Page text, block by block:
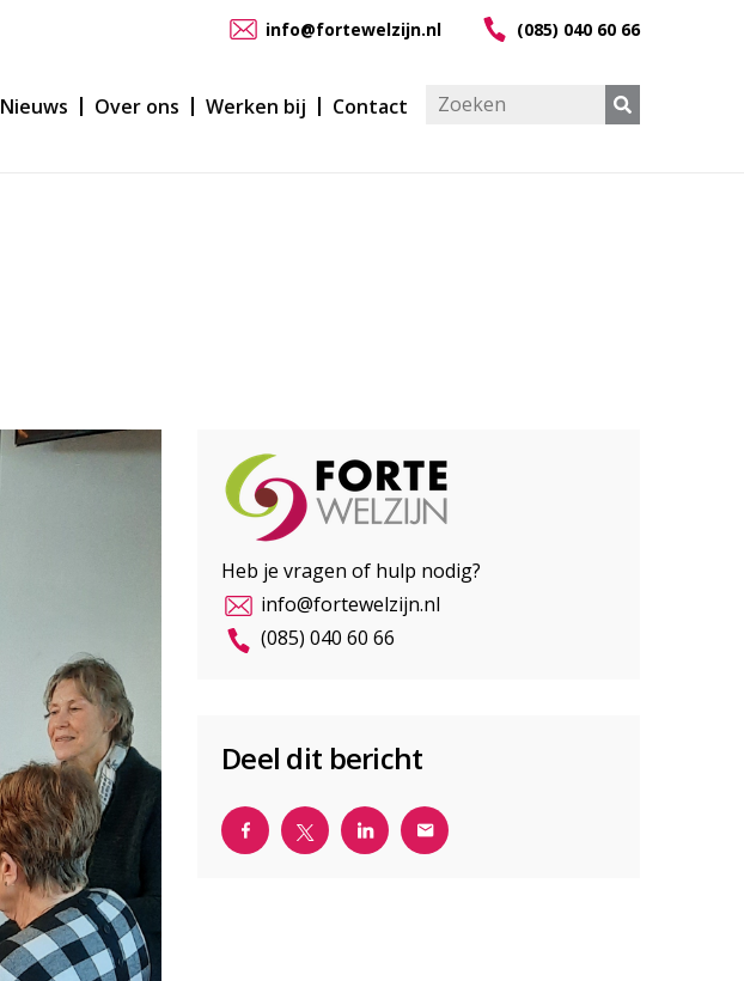
info@fortewelzijn.nl (085) 040 60 66
Nieuws Over ons Werken bij Contact
Heb je vragen of hulp nodig?
info@fortewelzijn.nl
(085) 040 60 66
Deel dit bericht